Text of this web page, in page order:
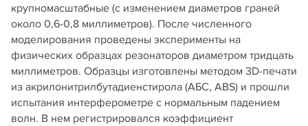
крупномасштабные (с изменением диаметров граней
около 0,6-0,8 миллиметров). После численного
моделирования проведены эксперименты на
физических образцах резонаторов диаметром тридцать
миллиметров. Образцы изготовлены методом 3D-печати
из акрилонитрилбутадиенстирола (АБС, ABS) и прошли
испытания интерферометре с нормальным падением
волн. В нем регистрировался коэффициент